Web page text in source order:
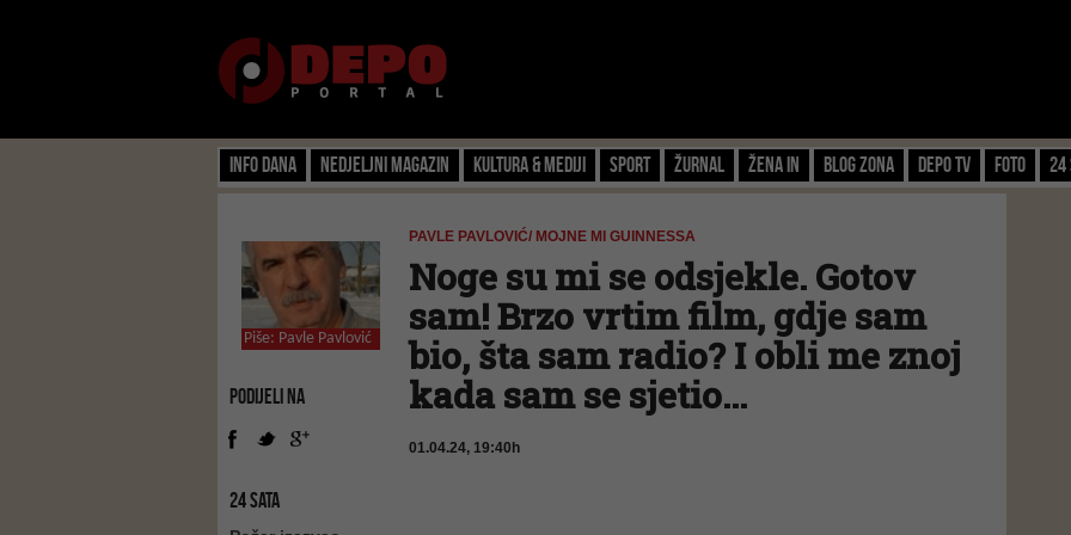
Info dana Nedjeljni magazin Kultura & Mediji Sport Žurnal Žena IN Blog zona Depo TV FOTO 24
Piše: Pavle Pavlović
PODIJELI NA
24 SATA
PAVLE PAVLOVIĆ/ MOJNE MI GUINNESSA
Noge su mi se odsjekle. Gotov
sam! Brzo vrtim film, gdje sam
bio, šta sam radio? I obli me znoj
kada sam se sjetio...
01.04.24, 19:40h